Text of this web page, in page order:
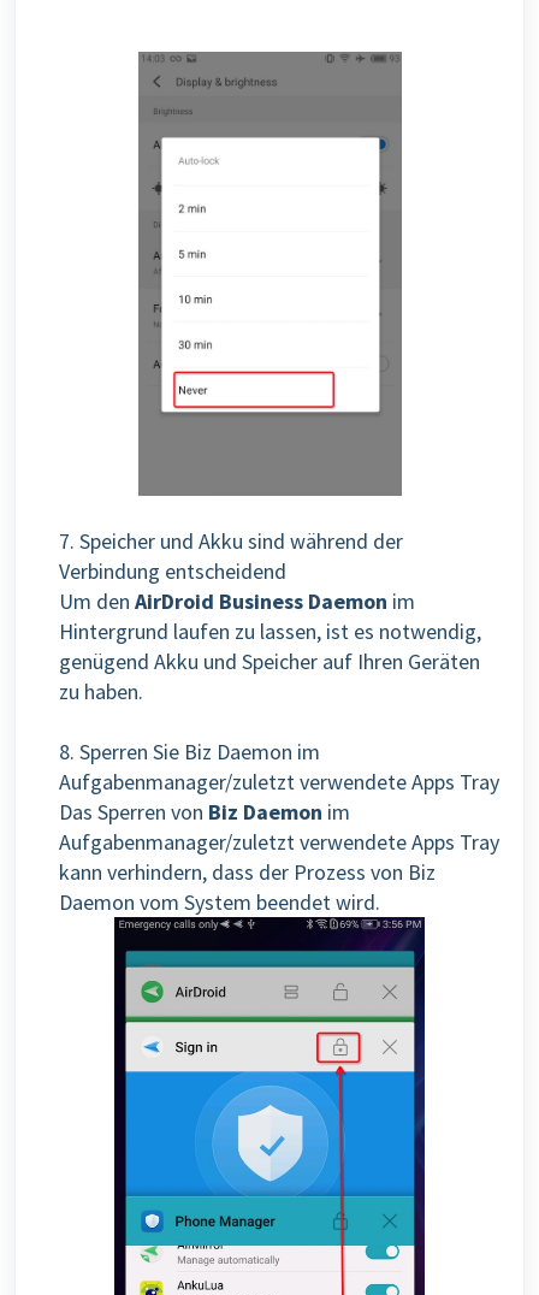
7. Speicher und Akku sind während der
Verbindung entscheidend
Um den AirDroid Business Daemon im
Hintergrund laufen zu lassen, ist es notwendig,
genügend Akku und Speicher auf Ihren Geräten
zu haben.
8. Sperren Sie Biz Daemon im
Aufgabenmanager/zuletzt verwendete Apps Tray
Das Sperren von Biz Daemon im
Aufgabenmanager/zuletzt verwendete Apps Tray
kann verhindern, dass der Prozess von Biz
Daemon vom System beendet wird.